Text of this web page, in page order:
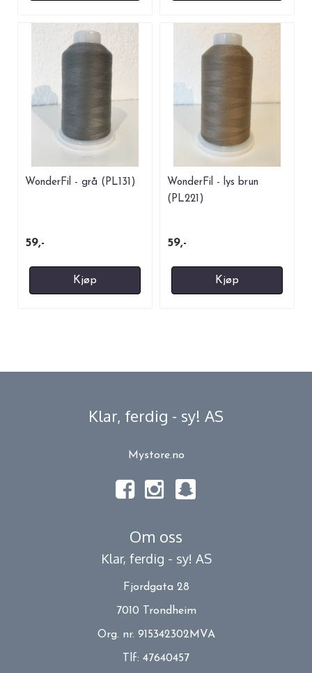
WonderFil - grå (PL131)
59,-
Kjøp
WonderFil - lys brun
(PL221)
59,-
Kjøp
Klar, ferdig - sy! AS
Mystore.no
Om oss
Klar, ferdig - sy! AS
Fjordgata 28
7010 Trondheim
Org. nr. 915342302MVA
Tlf: 47640457